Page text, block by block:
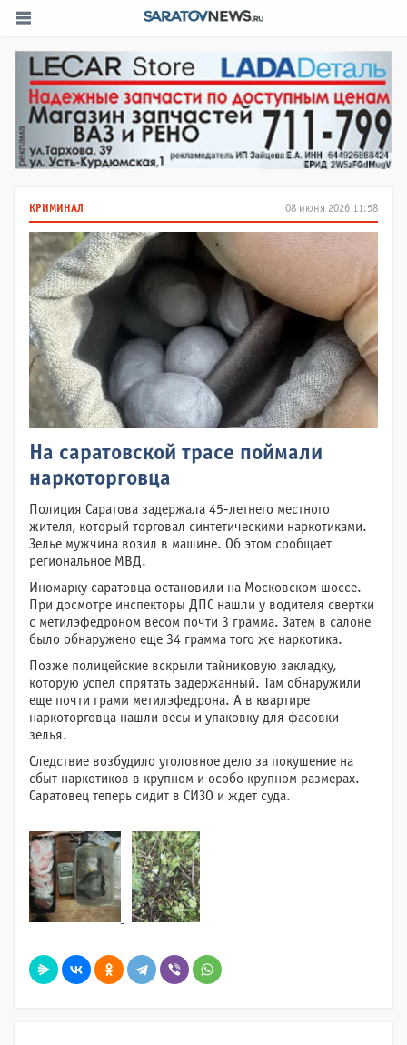
08 июня 2026 11:58
КРИМИНАЛ
На саратовской трасе поймали
наркоторговца
Полиция Саратова задержала 45-летнего местного
жителя, который торговал синтетическими наркотиками.
Зелье мужчина возил в машине. Об этом сообщает
региональное МВД.
Иномарку саратовца остановили на Московском шоссе.
При досмотре инспекторы ДПС нашли у водителя свертки
с метилэфедроном весом почти 3 грамма. Затем в салоне
было обнаружено еще 34 грамма того же наркотика.
Позже полицейские вскрыли тайниковую закладку,
которую успел спрятать задержанный. Там обнаружили
еще почти грамм метилэфедрона. А в квартире
наркоторговца нашли весы и упаковку для фасовки
зелья.
Следствие возбудило уголовное дело за покушение на
сбыт наркотиков в крупном и особо крупном размерах.
Саратовец теперь сидит в СИЗО и ждет суда.